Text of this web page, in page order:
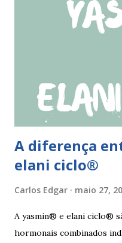
Se o esquecimento
comprimido a mulher
esquecimento ocorrer
tomando os restantes. Se...
A diferença
elani ciclo®
Carlos Edgar maio 27,
A yasmin® e elani ciclo®
hormonais combinados